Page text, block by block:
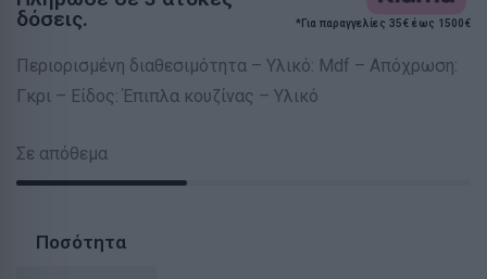
δόσεις.
*Για παραγγελίες 35€ έως 1500€
Περιορισμένη διαθεσιμότητα – Υλικό: Mdf – Απόχρωση:
Γκρι – Είδος: Έπιπλα κουζίνας – Υλικό
Σε απόθεμα
Ποσότητα